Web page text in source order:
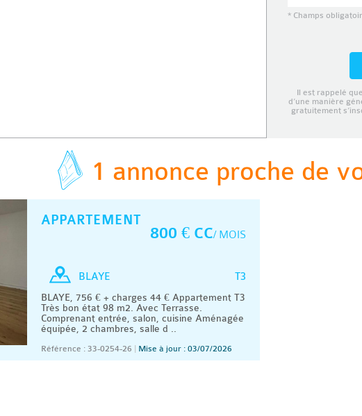
* Champs
Il est rappelé
d’une manière
gratuitement
1 annonce proche de
APPARTEMENT
800 € CC/ MOIS
T3
BLAYE
BLAYE, 756 € + charges 44 € Appartement T3
Très bon état 98 m2. Avec Terrasse.
Comprenant entrée, salon, cuisine Aménagée
équipée, 2 chambres, salle d ..
Référence : 33-0254-26 Mise à jour : 03/07/2026